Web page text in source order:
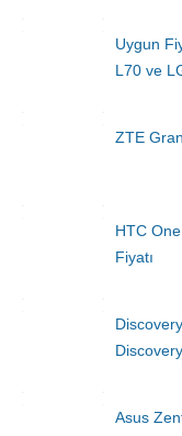
Uygun
L70 ve
ZTE
HTC
Fiyatı
Asus